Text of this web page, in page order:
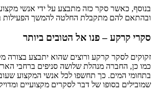
בנוסף, כאשר סקר כזה מתבצע על ידי אנשי מקצוע
ובהתאם להם מתקבלת החלטה להמשך הפעילות
סקרי קרקע – פנו אל הטובים ביותר
כמו כן, החברה מנהלת שלושה סניפים ברחבי
בתחומי המים. כך תחשפו לכל אנשי המקצוע
שמובילים בסופו של דבר לסקרים מקצועיים